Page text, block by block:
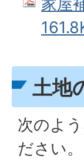
土地
次のよ
ださい。